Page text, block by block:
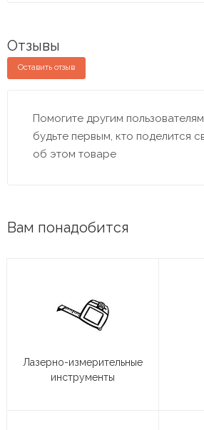
Отзывы
Оставить отзыв
Помогите другим
будьте первым, кто поделится
об этом товаре
Вам понадобится
Лазерно-измерительные
инструменты